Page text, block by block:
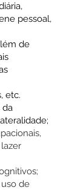
pessoal,
de
etc.
da
de